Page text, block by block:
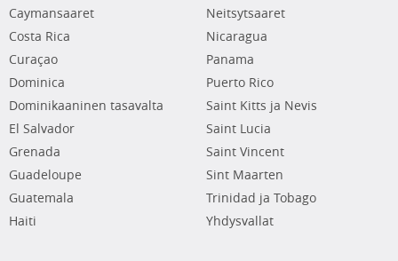
Caymansaaret
Costa Rica
Curaçao
Dominica
Dominikaaninen tasavalta
El Salvador
Grenada
Guadeloupe
Guatemala
Haiti
Neitsytsaaret
Nicaragua
Panama
Puerto Rico
Saint Kitts ja Nevis
Saint Lucia
Saint Vincent
Sint Maarten
Trinidad ja Tobago
Yhdysvallat